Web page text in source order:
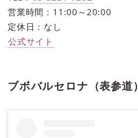
営業時間：11:00～20:00
定休日：なし
公式サイト
ブボバルセロナ（表参道）